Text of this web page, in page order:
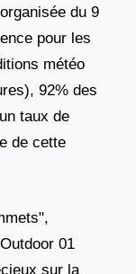
du 9
pour les
météo
92% des
taux de
de cette
01
sur la